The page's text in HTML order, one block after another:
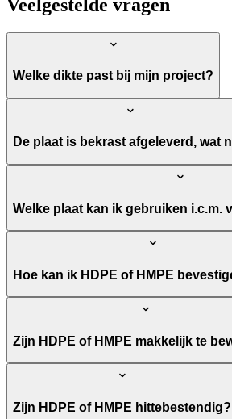
Veelgestelde vragen
Welke dikte past bij mijn project?
De plaat is bekrast afgeleverd, wat
Welke plaat kan ik gebruiken i.c.m.
Hoe kan ik HDPE of HMPE
Zijn HDPE of HMPE makkelijk te
Zijn HDPE of HMPE hittebestendig?